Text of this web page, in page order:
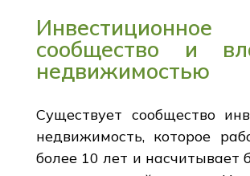
Инвестиционное
сообщество и
недвижимостью
Существует сообщество
недвижимость, которое
более 10 лет и насчитывает